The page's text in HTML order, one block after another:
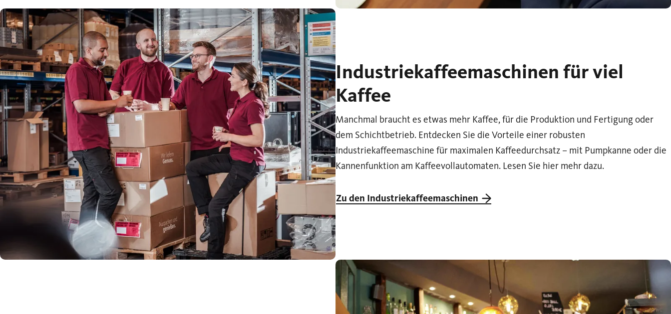
Industriekaffeemaschinen für viel
Kaffee
Manchmal braucht es etwas mehr Kaffee, für die Produktion und Fertigung oder
dem Schichtbetrieb. Entdecken Sie die Vorteile einer robusten
Industriekaffeemaschine für maximalen Kaffeedurchsatz – mit Pumpkanne oder die
Kannenfunktion am Kaffeevollautomaten. Lesen Sie hier mehr dazu.
Zu den Industriekaffeemaschinen